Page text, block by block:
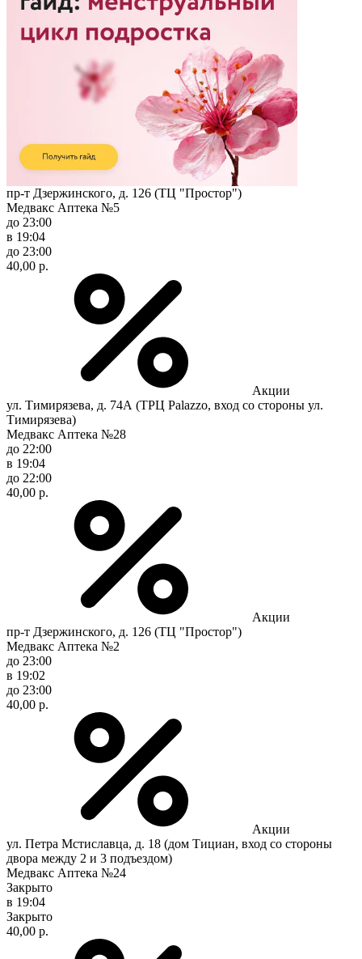
пр-т Дзержинского, д. 126 (ТЦ "Простор")
Медвакс Аптека №5
до 23:00
в 19:04
до 23:00
40,00 р.
Акции
ул. Тимирязева, д. 74А (ТРЦ Palazzo, вход со стороны ул.
Тимирязева)
Медвакс Аптека №28
до 22:00
в 19:04
до 22:00
40,00 р.
Акции
пр-т Дзержинского, д. 126 (ТЦ "Простор")
Медвакс Аптека №2
до 23:00
в 19:02
до 23:00
40,00 р.
Акции
ул. Петра Мстиславца, д. 18 (дом Тициан, вход со стороны
двора между 2 и 3 подъездом)
Медвакс Аптека №24
Закрыто
в 19:04
Закрыто
40,00 р.